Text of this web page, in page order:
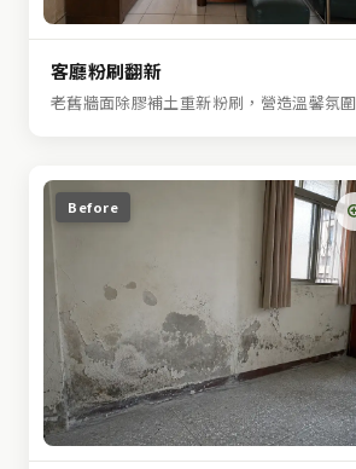
客廳粉刷翻新
老舊牆面除膠補土重新粉刷，營造溫馨氛圍
Before